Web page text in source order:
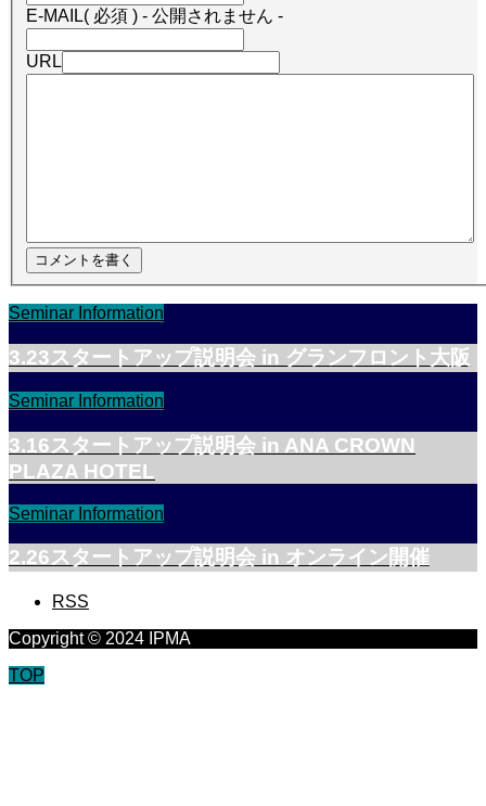
E-MAIL( 必須 ) - 公開されません -
URL
Seminar Information
3.23スタートアップ説明会 in グランフロント大阪
Seminar Information
3.16スタートアップ説明会 in ANA CROWN
PLAZA HOTEL
Seminar Information
2.26スタートアップ説明会 in オンライン開催
RSS
Copyright © 2024 IPMA
TOP